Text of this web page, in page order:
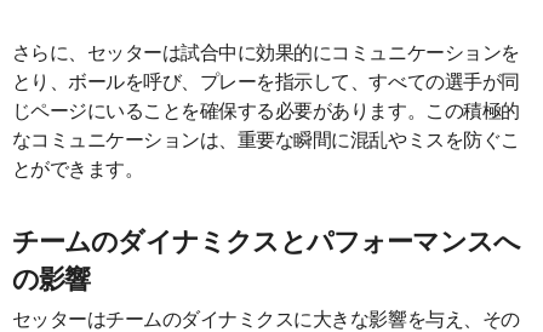
さらに、セッターは試合中に効果的にコミュニケーションを
とり、ボールを呼び、プレーを指示して、すべての選手が同
じページにいることを確保する必要があります。この積極的
なコミュニケーションは、重要な瞬間に混乱やミスを防ぐこ
とができます。
チームのダイナミクスとパフォーマンスへ
の影響
セッターはチームのダイナミクスに大きな影響を与え、その